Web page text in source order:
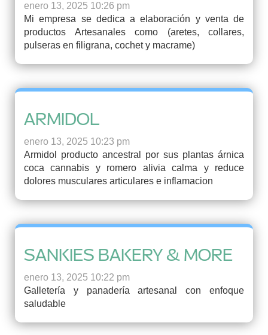
enero 13, 2025 10:26 pm
Mi empresa se dedica a elaboración y venta de
productos Artesanales como (aretes, collares,
pulseras en filigrana, cochet y macrame)
ARMIDOL
enero 13, 2025 10:23 pm
Armidol producto ancestral por sus plantas árnica
coca cannabis y romero alivia calma y reduce
dolores musculares articulares e inflamacion
SANKIES BAKERY & MORE
enero 13, 2025 10:22 pm
Galletería y panadería artesanal con enfoque
saludable